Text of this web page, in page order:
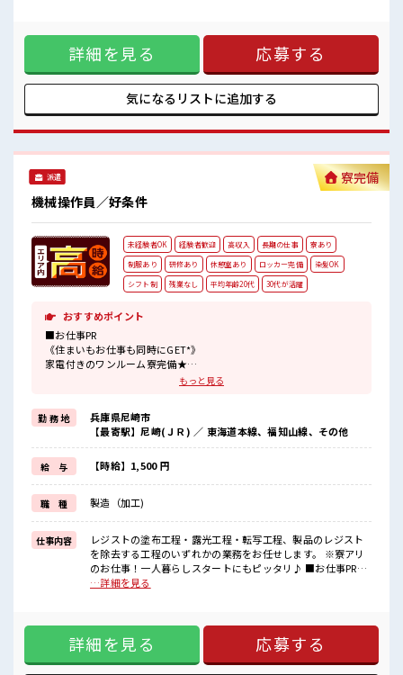
お財布にやさしい♪
制服は無料貸与！
ロッカー・休憩室完備！
荷物が多い方も安心ですね♪
無料送迎バスあり！
手企業同士の合弁会社 ◆経験はもちろん学歴も不問！ お仕事
だけじゃない◎住まいだってご提供します(*≧∀≦)ゞ (1)寮費
5万円の補助あり (2)TV/冷蔵庫/洗濯機/電子レンジ/エアコンな
どは備え付け (3)駐車場完備なのでマイカー持ち込みOK など
など... 赴任時は現地までの移動交通費も規定支給！ ■職場の
雰囲気 キバツ過ぎなければ髪のカラーリングOK！ 社員食堂
無料貸与！ ロッカー・休憩室完備！ 荷物が多い方も安心です
ね♪ 無料送迎バスあり！ #ryo
詳細を見る 応募する
気になるリストに追加する
派遣
機械操作員／好条件
寮完備
未経験者OK 経験者歓迎 高収入 長期の仕事
寮あり
制服あり
研修あり 休憩室あり ロッカー完備
染髪OK
シフト制
残業なし 平均年齢20代 30代が活躍
おすすめポイント
■お仕事PR
《住まいもお仕事も同時にGET*》
家電付きのワンルーム寮完備★
このお仕事の条件いいのに勤務地までちょっと遠くて…
寮付きのお仕事なのでそんな心配はほぼナシ！
赴任時の交通費の支給があるのもうれしいポイント♪
《残業基本なし*》
自分の時間をしっかり確保できる♪
オンとオフをきっちり切り替えたい方にオススメ！
《未経験の方も大カンゲイ*》
初めての方もご安心ください☆
研修もしっかりとあります◎
ここからスキル・ステップUPしていきましょう↑↑
■職場の雰囲気
◆20代・30代の方カツヤク中◆
髪型・髪色自由♪
休憩室・ロッカー・更衣室完備！
荷物が多い方も安心ですね！
さらに動きやすい制服が無料☆
#ryo
もっと見る
勤 務 地
兵庫県尼崎市
【最寄駅】尼崎(ＪＲ) ／ 東海道本線、福知山線、その他
給 与 【時給】1,500 円
職 種 製造（加工)
仕事内容
レジストの塗布工程・露光工程・転写工程、製品のレジスト
を除去する工程のいずれかの業務をお任せします。 ※寮アリ
のお仕事！一人暮らしスタートにもピッタリ♪ ■お仕事PR
《住まいもお仕事も同時にGET*》 家電付きのワンルーム寮完
ほぼナシ！ 赴任時の交通費の支給があるのもうれしいポイン
ト♪ 《残業基本なし*》 自分の時間をしっかり確保できる♪
オンとオフをきっちり切り替えたい方にオススメ！ 《未経験
の方も大カンゲイ*》 初めての方もご安心ください☆ 研修も
…詳細を見る
詳細を見る 応募する